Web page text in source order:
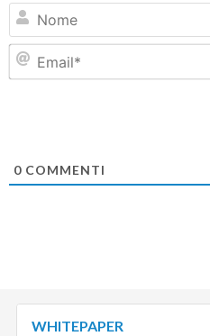
0 COMMENTI
WHITEPAPER